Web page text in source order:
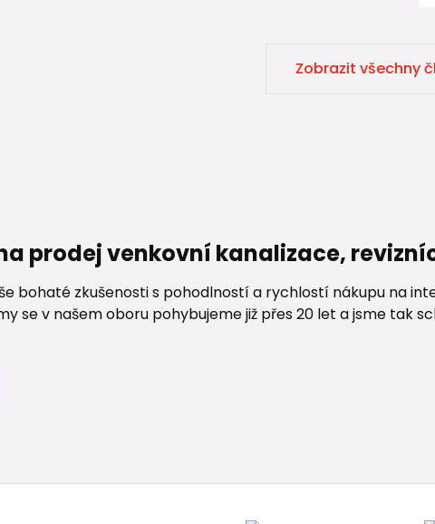
Zobrazit všechny
prodej venkovní kanalizace,
bohaté zkušenosti s pohodlností a rychlostí nákupu na
se v našem oboru pohybujeme již přes 20 let a jsme tak